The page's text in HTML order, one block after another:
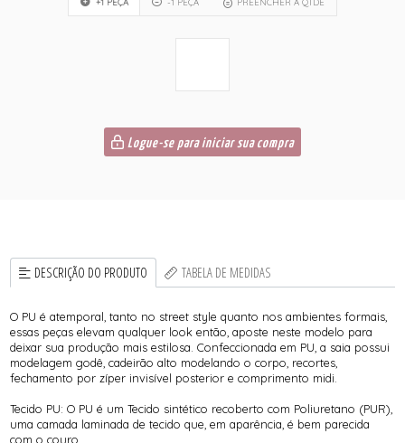
Logue-se para iniciar sua compra
DESCRIÇÃO DO PRODUTO TABELA DE MEDIDAS
O PU é atemporal, tanto no street style quanto nos ambientes formais,
essas peças elevam qualquer look então, aposte neste modelo para
deixar sua produção mais estilosa. Confeccionada em PU, a saia possui
modelagem godê, cadeirão alto modelando o corpo, recortes,
fechamento por zíper invisível posterior e comprimento midi.
Tecido PU: O PU é um Tecido sintético recoberto com Poliuretano (PUR),
uma camada laminada de tecido que, em aparência, é bem parecida
com o couro.